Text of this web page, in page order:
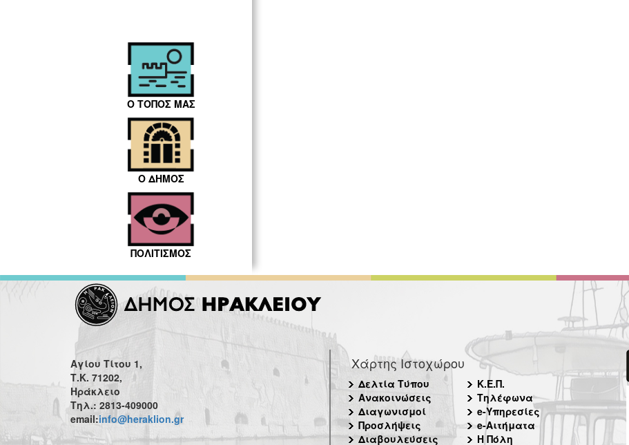
Ο ΤΟΠΟΣ ΜΑΣ
Ο ΔΗΜΟΣ
ΠΟΛΙΤΙΣΜΟΣ
Αγίου Τίτου 1,
Τ.Κ. 71202,
Ηράκλειο
Τηλ.: 2813-409000
email:info@heraklion.gr
Χάρτης Ιστοχώρου
Δελτία Τύπου
Ανακοινώσεις
Διαγωνισμοί
Προσλήψεις
Διαβουλεύσεις
Κ.Ε.Π.
Τηλέφωνα
e-Υπηρεσίες
e-Αιτήματα
Η Πόλη